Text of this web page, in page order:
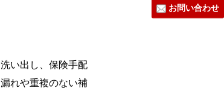
い出し、保険手配
れや重複のない補
お問い合わせ